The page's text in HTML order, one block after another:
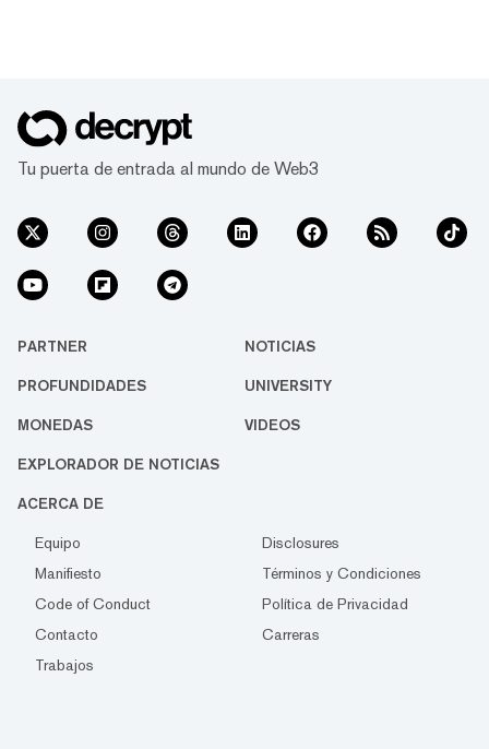
Tu puerta de entrada al mundo de Web3
PARTNER NOTICIAS
PROFUNDIDADES UNIVERSITY
MONEDAS VIDEOS
EXPLORADOR DE NOTICIAS
ACERCA DE
Equipo
Disclosures
Manifiesto
Términos y Condiciones
Code of Conduct
Política de Privacidad
Contacto
Carreras
Trabajos